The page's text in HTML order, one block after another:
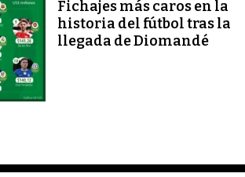
Fichajes más caros en la
historia del fútbol tras la
llegada de Diomandé